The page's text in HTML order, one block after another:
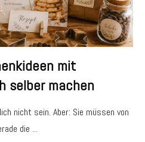
mit
selber machen
nicht sein. Aber: Sie müssen von
die ...